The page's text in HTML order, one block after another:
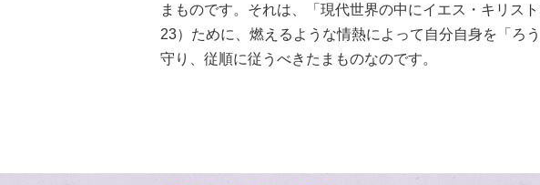
まものです。それは、「現代世界の中にイエス・キリス
23）ために、燃えるような情熱によって自分自身を「ろ
守り、従順に従うべきたまものなのです。